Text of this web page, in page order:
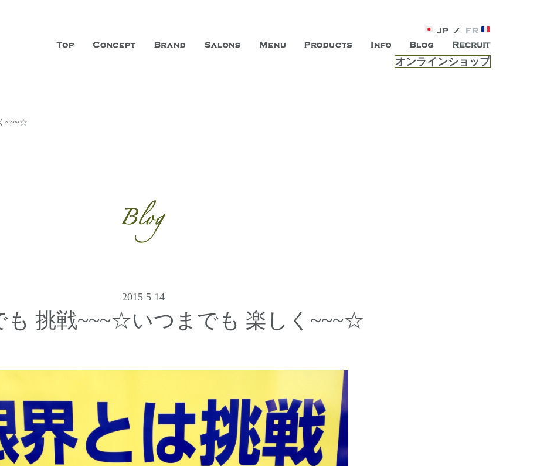
ガニックエステサロン ファシオールは、 内面から輝く美をトー
山市に3店舗、神戸三宮に「神戸店」 パリサンジェルマン通りに「パリ店」がオープン。お客様のもつ「自らしい美しさ」を追求し、未来の
こだわり、内面から美しくなることを追求する「本物」の商品・技術・サービスを提供する総合エステサロンです。
オンラインショップ
~~~☆
2015 5 14
も 挑戦~~~☆いつまでも 楽しく~~~☆